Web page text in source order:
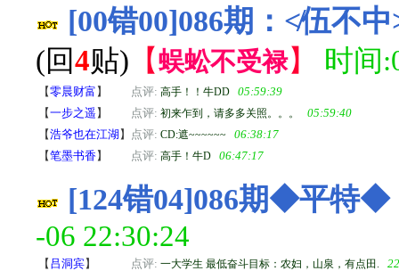
[00错00]086期：≮伍不
(回4贴) 【蜈蚣不受禄】 时间
【零晨财富 】 点评: 高手！！牛DD
05:59:39
【一步之遥 】 点评: 初来乍到，请多多关照。。。
05:59:40
【浩爷也在江湖 】 点评: CD:遮~~~~~~
06:38:17
【笔墨书香 】 点评: 高手！牛D 06:47:17
[124错04]086期◆平特◆
-06 22:30:24
【吕洞宾】 点评: 一大学生 最低奋斗目标：农妇，山泉，有点田.